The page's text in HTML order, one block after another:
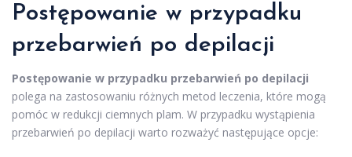
Postępowanie w przypadku
przebarwień po depilacji
Postępowanie w przypadku przebarwień po depilacji
polega na zastosowaniu różnych metod leczenia, które mogą
pomóc w redukcji ciemnych plam. W przypadku wystąpienia
przebarwień po depilacji warto rozważyć następujące opcje: